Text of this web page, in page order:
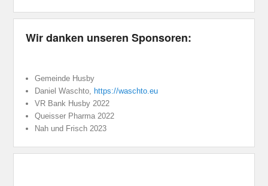
Wir danken unseren Sponsoren:
Gemeinde Husby
Daniel Waschto,
https://waschto.eu
VR Bank Husby 2022
Queisser Pharma 2022
Nah und Frisch 2023